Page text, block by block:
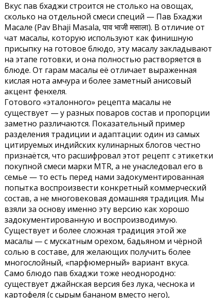
Вкус пав бхаджи строится не столько на овощах,
сколько на отдельной смеси специй — Пав Бхаджи
Масале (Pav Bhaji Masala, पाव भाजी मसाला). В отличие от
чат масалы, которую используют как финишную
присыпку на готовое блюдо, эту масалу закладывают
на этапе готовки, и она полностью растворяется в
блюде. От гарам масалы её отличает выраженная
кислая нота амчура и более заметный анисовый
акцент фенхеля.
Готового «эталонного» рецепта масалы не
существует — у разных поваров состав и пропорции
заметно различаются. Показательный пример
разделения традиции и адаптации: один из самых
цитируемых индийских кулинарных блогов честно
признаётся, что расшифровал этот рецепт с этикетки
покупной смеси марки MTR, а не унаследовал его в
семье — то есть перед нами задокументированная
попытка воспроизвести конкретный коммерческий
состав, а не многовековая домашняя традиция. Мы
взяли за основу именно эту версию как хорошо
задокументированную и воспроизводимую.
Существует и более сложная традиция этой же
масалы — с мускатным орехом, бадьяном и чёрной
солью в составе, для желающих получить более
многослойный, «парфюмерный» вариант вкуса.
Само блюдо пав бхаджи тоже неоднородно:
существует джайнская версия без лука, чеснока и
картофеля (с сырым бананом вместо него),